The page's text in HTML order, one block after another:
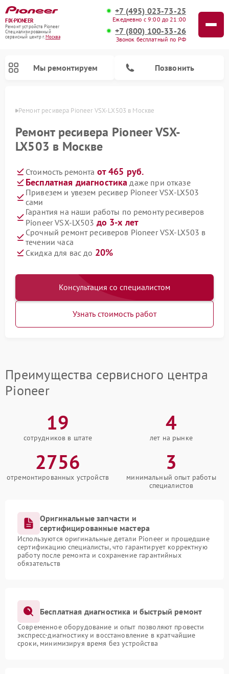
FIX-PIONEER
Ремонт устройств Pioneer
Специализированный
cервисный центр г.Москва
+7 (495) 023-73-25
Ежедневно с 9:00 до 21:00
+7 (800) 100-33-26
Звонок бесплатный по РФ
Мы ремонтируем Позвонить
Ремонт ресивера Pioneer VSX-LX503 в Москве
Ремонт ресивера Pioneer VSX-
LX503 в Москве
Стоимость ремонта от 465 руб.
Бесплатная диагностика даже при отказе
Привезем и увезем ресивер Pioneer VSX-LX503
сами
Гарантия на наши работы по ремонту ресиверов
Pioneer VSX-LX503 до 3-х лет
Срочный ремонт ресиверов Pioneer VSX-LX503 в
течении часа
Скидка для вас до 20%
Консультация со специалистом
Узнать стоимость работ
Преимущества сервисного центра
Pioneer
19
сотрудников в штате
4
лет на рынке
2756
отремонтированных устройств
3
минимальный опыт работы
специалистов
Оригинальные запчасти и
сертифицированные мастера
Используются оригинальные детали Pioneer и прошедшие
сертификацию специалисты, что гарантирует корректную
работу после ремонта и сохранение гарантийных
обязательств
Бесплатная диагностика и быстрый ремонт
Современное оборудование и опыт позволяют провести
экспресс-диагностику и восстановление в кратчайшие
сроки, минимизируя время без устройства